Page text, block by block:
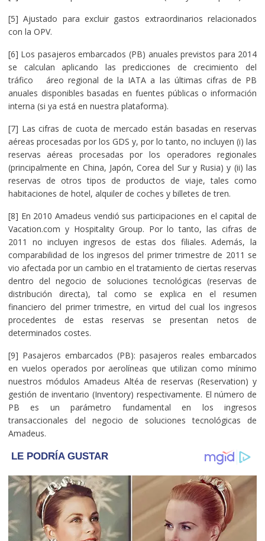
[5] Ajustado para excluir gastos extraordinarios relacionados
con la OPV.
[6] Los pasajeros embarcados (PB) anuales previstos para 2014
se calculan aplicando las predicciones de crecimiento del
tráfico áreo regional de la IATA a las últimas cifras de PB
anuales disponibles basadas en fuentes públicas o información
interna (si ya está en nuestra plataforma).
[7] Las cifras de cuota de mercado están basadas en reservas
aéreas procesadas por los GDS y, por lo tanto, no incluyen (i) las
reservas aéreas procesadas por los operadores regionales
(principalmente en China, Japón, Corea del Sur y Rusia) y (ii) las
reservas de otros tipos de productos de viaje, tales como
habitaciones de hotel, alquiler de coches y billetes de tren.
[8] En 2010 Amadeus vendió sus participaciones en el capital de
Vacation.com y Hospitality Group. Por lo tanto, las cifras de
2011 no incluyen ingresos de estas dos filiales. Además, la
comparabilidad de los ingresos del primer trimestre de 2011 se
vio afectada por un cambio en el tratamiento de ciertas reservas
dentro del negocio de soluciones tecnológicas (reservas de
distribución directa), tal como se explica en el resumen
financiero del primer trimestre, en virtud del cual los ingresos
procedentes de estas reservas se presentan netos de
determinados costes.
[9] Pasajeros embarcados (PB): pasajeros reales embarcados
en vuelos operados por aerolíneas que utilizan como mínimo
nuestros módulos Amadeus Altéa de reservas (Reservation) y
gestión de inventario (Inventory) respectivamente. El número de
PB es un parámetro fundamental en los ingresos
transaccionales del negocio de soluciones tecnológicas de
Amadeus.